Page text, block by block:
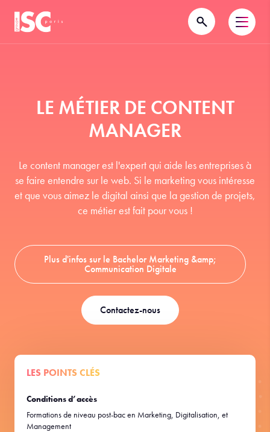
LE MÉTIER DE CONTENT
MANAGER
Le content manager est l'expert qui aide les entreprises à
se faire entendre sur le web. Si le marketing vous intéresse
et que vous aimez le digital ainsi que la gestion de projets,
ce métier est fait pour vous !
Plus d'infos sur le Bachelor Marketing &amp;
Communication Digitale
Contactez-nous
LES POINTS CLÉS
Conditions d’accès
Formations de niveau post-bac en Marketing, Digitalisation, et
Management